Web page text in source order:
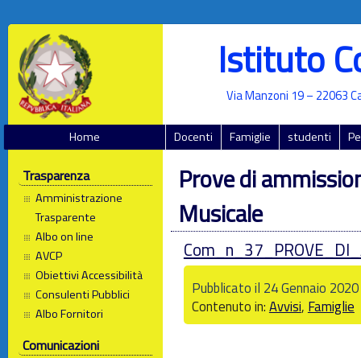
Istituto
Via Manzoni 19 – 22063
Home Docenti Famiglie studenti
Trasparenza
Amministrazione
Trasparente
Albo on line
AVCP
Obiettivi Accessibilità
Consulenti Pubblici
Albo Fornitori
Comunicazioni
Prove di
Musicale
Pubblicato il 24 Gennaio
Contenuto in: Avvisi, Famiglie